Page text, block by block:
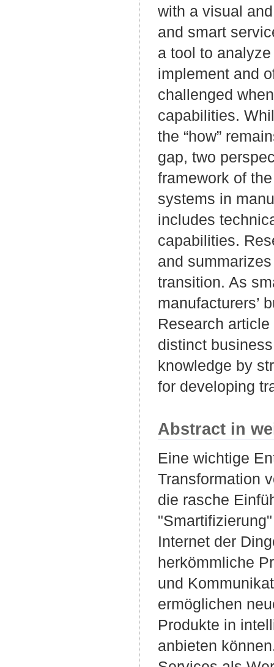
with a visual
and smart
a tool to
implement and
challenged
capabilities.
the “how”
gap, two
framework of
systems in
includes
capabilities.
and
transition. As
manufacturers’
Research
distinct
knowledge by
for developing
Abstract in
Eine wichtige
Transformation
die rasche
Internet der
herkömmliche
und
ermöglichen
Produkte in
anbieten